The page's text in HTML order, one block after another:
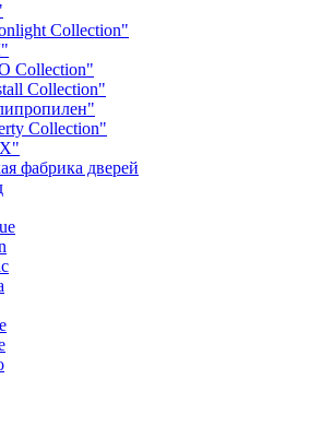
Collection"
Collection"
Collection"
Collection"
фабрика дверей